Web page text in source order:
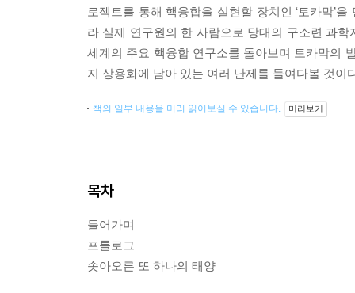
로젝트를 통해 핵융합을 실현할 장치인 ‘토카막’
라 실제 연구원의 한 사람으로 당대의 구소련 과
세계의 주요 핵융합 연구소를 돌아보며 토카막의
지 상용화에 남아 있는 여러 난제를 들여다볼 것
책의 일부 내용을 미리 읽어보실 수 있습니다. 미리보기
목차
들어가며
프롤로그
솟아오른 또 하나의 태양